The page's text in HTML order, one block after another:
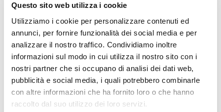
Questo sito web utilizza i cookie
Utilizziamo i cookie per personalizzare contenuti ed
annunci, per fornire funzionalità dei social media e per
analizzare il nostro traffico. Condividiamo inoltre
informazioni sul modo in cui utilizza il nostro sito con i
nostri partner che si occupano di analisi dei dati web,
pubblicità e social media, i quali potrebbero combinarle
con altre informazioni che ha fornito loro o che hanno
raccolto dal suo utilizzo dei loro servizi.
SU E ZO DETOUR IN BARCA | OLTRE LE BANCHINE: IL
PORTO DI VENEZIA TRA PASSATO E FUTURO
A cura di Autorità di Sistema Portuale del Mare Adriatico
Settentrionale
Visita guidata
Alle ore 10